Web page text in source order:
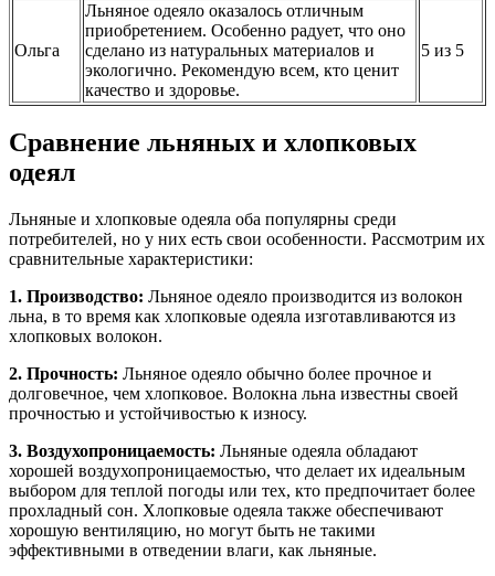
Ольга
Льняное одеяло оказалось отличным
приобретением. Особенно радует, что оно
сделано из натуральных материалов и
экологично. Рекомендую всем, кто ценит
качество и здоровье.
5 из 5
Сравнение льняных и хлопковых
одеял
Льняные и хлопковые одеяла оба популярны среди
потребителей, но у них есть свои особенности. Рассмотрим их
сравнительные характеристики:
1. Производство: Льняное одеяло производится из волокон
льна, в то время как хлопковые одеяла изготавливаются из
хлопковых волокон.
2. Прочность: Льняное одеяло обычно более прочное и
долговечное, чем хлопковое. Волокна льна известны своей
прочностью и устойчивостью к износу.
3. Воздухопроницаемость: Льняные одеяла обладают
хорошей воздухопроницаемостью, что делает их идеальным
выбором для теплой погоды или тех, кто предпочитает более
прохладный сон. Хлопковые одеяла также обеспечивают
хорошую вентиляцию, но могут быть не такими
эффективными в отведении влаги, как льняные.